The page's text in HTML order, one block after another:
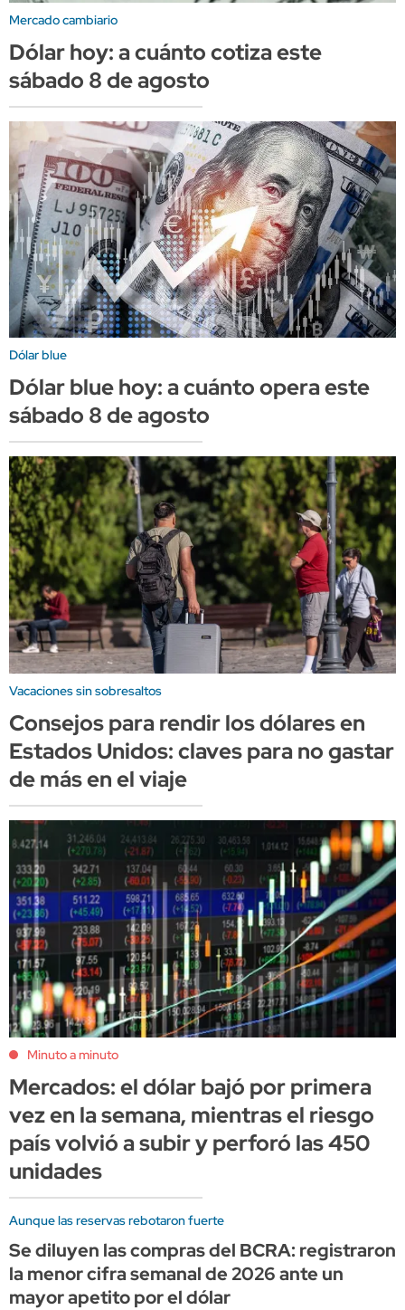
Mercado cambiario
Dólar hoy: a cuánto cotiza este
sábado 8 de agosto
Dólar blue
Dólar blue hoy: a cuánto opera este
sábado 8 de agosto
Vacaciones sin sobresaltos
Consejos para rendir los dólares en
Estados Unidos: claves para no gastar
de más en el viaje
Minuto a minuto
Mercados: el dólar bajó por primera
vez en la semana, mientras el riesgo
país volvió a subir y perforó las 450
unidades
Aunque las reservas rebotaron fuerte
Se diluyen las compras del BCRA: registraron
la menor cifra semanal de 2026 ante un
mayor apetito por el dólar